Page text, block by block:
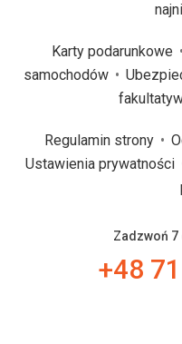
Karty podarunkowe
samochodów
Regulamin strony
Ustawienia prywatności
Zadzwoń
+48